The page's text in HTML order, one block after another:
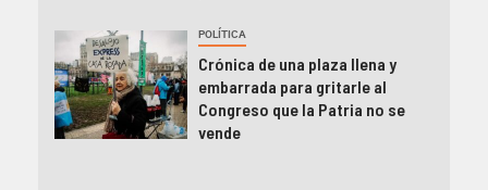
POLÍTICA
Crónica de una plaza llena y
embarrada para gritarle al
Congreso que la Patria no se
vende